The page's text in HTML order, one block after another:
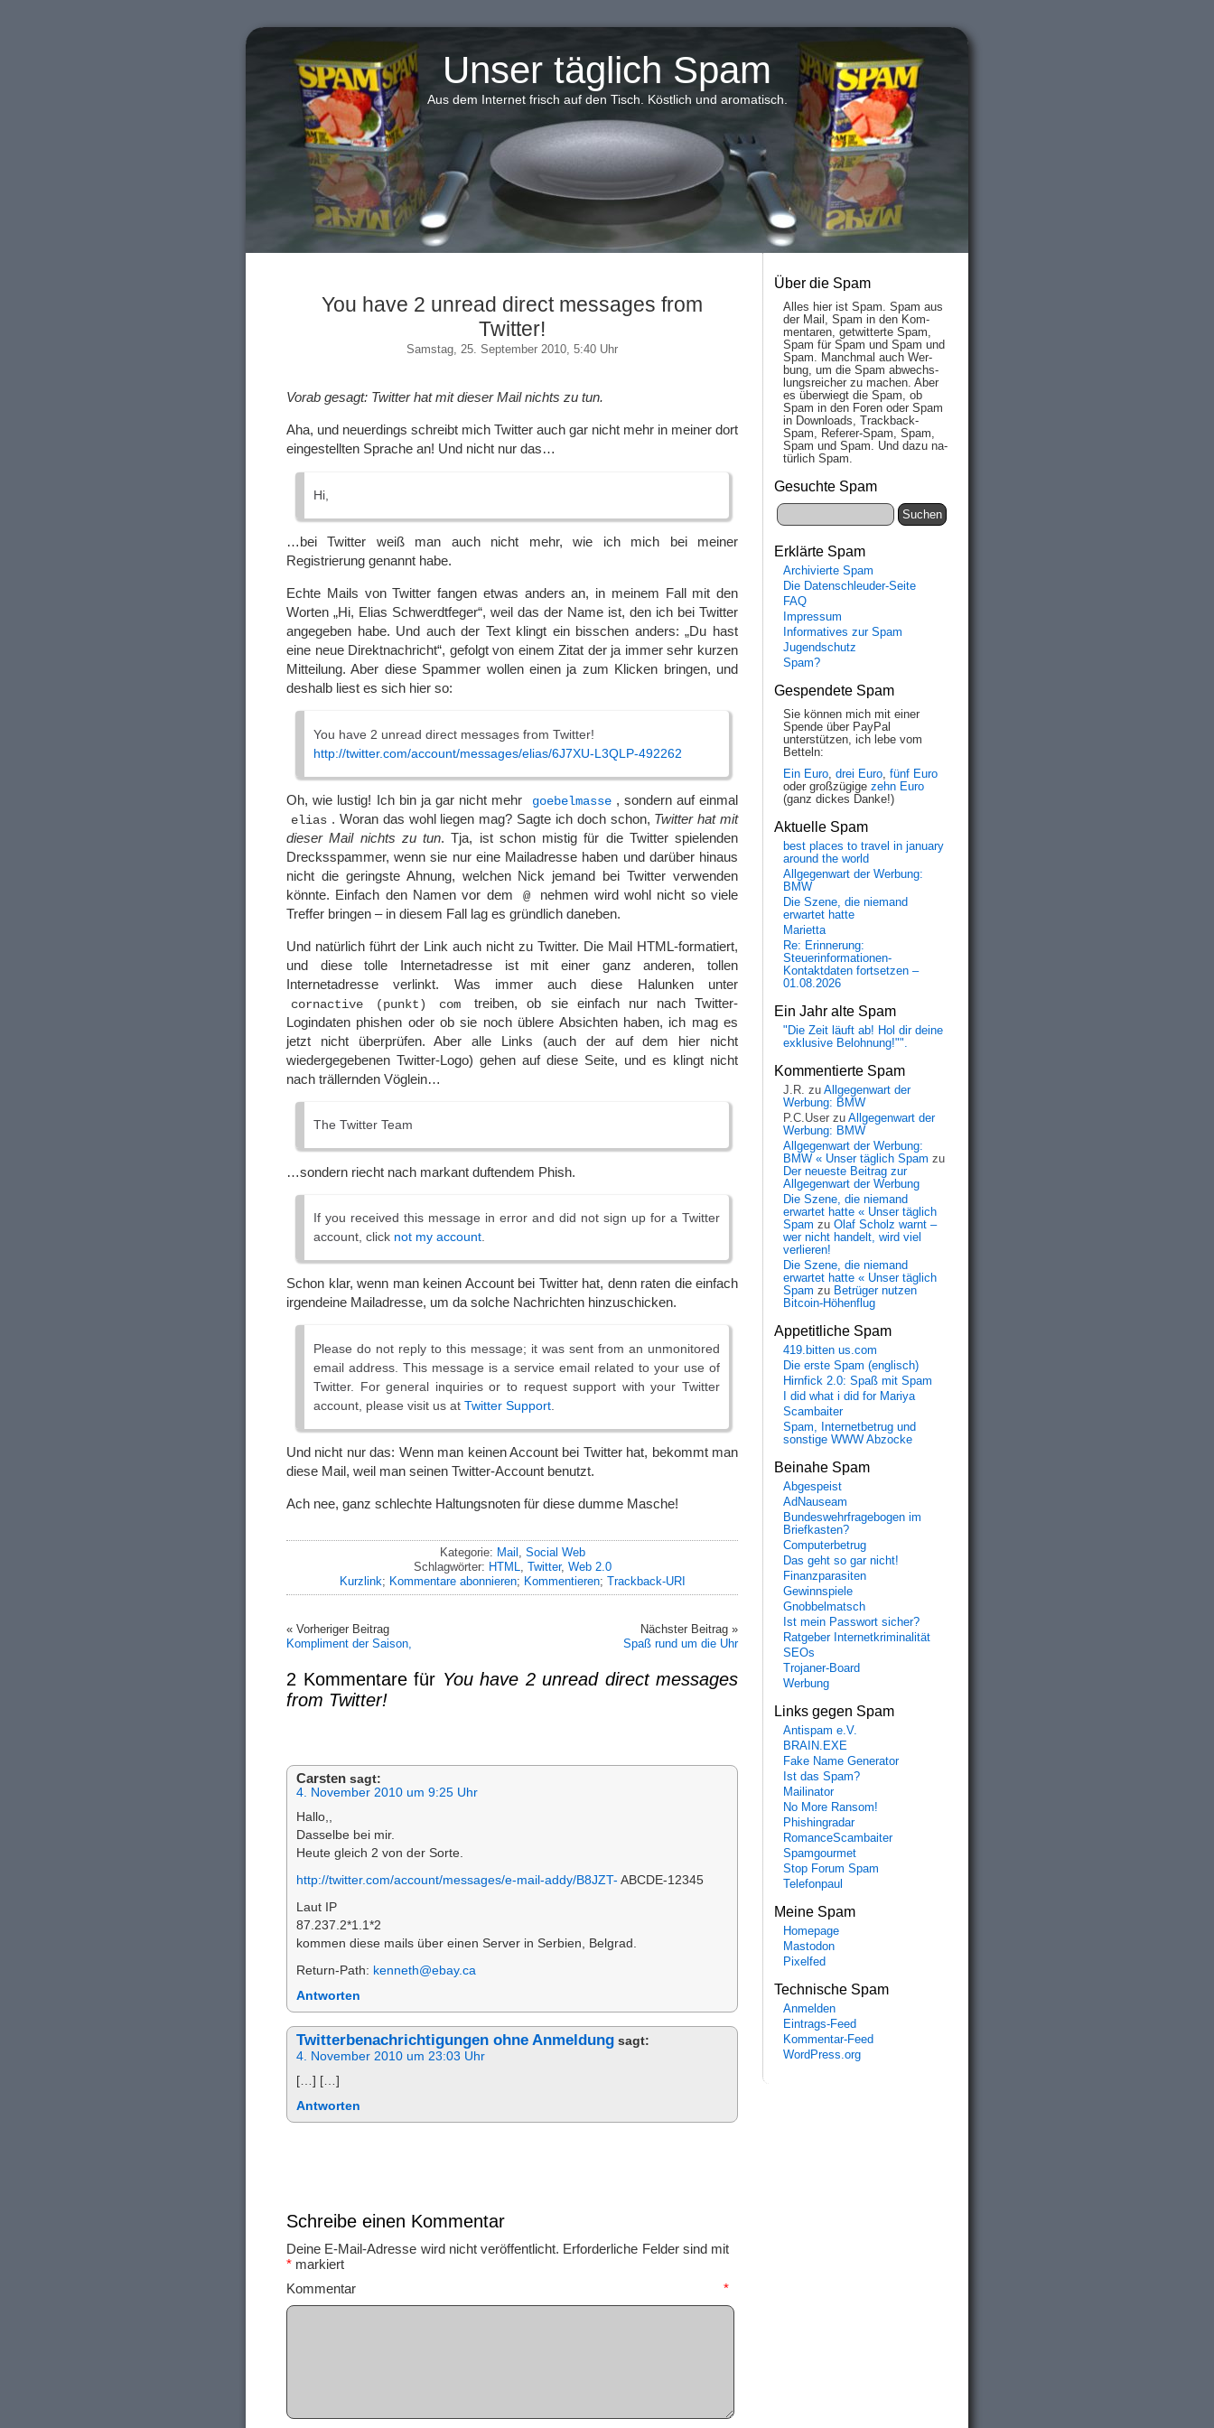
Unser täglich Spam
Aus dem Internet frisch auf den Tisch. Köstlich und aromatisch.
You have 2 unread direct messages from
Twitter!
Samstag, 25. September 2010, 5:40 Uhr
Vorab gesagt: Twitter hat mit dieser Mail nichts zu tun.
Aha, und neuerdings schreibt mich Twitter auch gar nicht mehr in meiner dort
eingestellten Sprache an! Und nicht nur das…
Hi,
…bei Twitter weiß man auch nicht mehr, wie ich mich bei meiner
Registrierung genannt habe.
Echte Mails von Twitter fangen etwas anders an, in meinem Fall mit den
Worten „Hi, Elias Schwerdtfeger“, weil das der Name ist, den ich bei Twitter
angegeben habe. Und auch der Text klingt ein bisschen anders: „Du hast
eine neue Direktnachricht“, gefolgt von einem Zitat der ja immer sehr kurzen
Mitteilung. Aber diese Spammer wollen einen ja zum Klicken bringen, und
deshalb liest es sich hier so:
You have 2 unread direct messages from Twitter!
http://twitter.com/account/messages/elias/6J7XU-L3QLP-492262
Oh, wie lustig! Ich bin ja gar nicht mehr goebelmasse , sondern auf einmal
elias . Woran das wohl liegen mag? Sagte ich doch schon, Twitter hat mit
dieser Mail nichts zu tun. Tja, ist schon mistig für die Twitter spielenden
Drecksspammer, wenn sie nur eine Mailadresse haben und darüber hinaus
nicht die geringste Ahnung, welchen Nick jemand bei Twitter verwenden
könnte. Einfach den Namen vor dem
@
nehmen wird wohl nicht so viele
Treffer bringen – in diesem Fall lag es gründlich daneben.
Und natürlich führt der Link auch nicht zu Twitter. Die Mail HTML-formatiert,
und diese tolle Internetadresse ist mit einer ganz anderen, tollen
Internetadresse verlinkt. Was immer auch diese Halunken unter
cornactive (punkt) com
treiben, ob sie einfach nur nach Twitter-
Logindaten phishen oder ob sie noch üblere Absichten haben, ich mag es
jetzt nicht überprüfen. Aber alle Links (auch der auf dem hier nicht
wiedergegebenen Twitter-Logo) gehen auf diese Seite, und es klingt nicht
nach trällernden Vöglein…
The Twitter Team
…sondern riecht nach markant duftendem Phish.
If you received this message in error and did not sign up for a Twitter
account, click not my account
Schon klar, wenn man keinen Account bei Twitter hat, denn raten die einfach
irgendeine Mailadresse, um da solche Nachrichten hinzuschicken.
Please do not reply to this message; it was sent from an unmonitored
email address. This message is a service email related to your use of
Twitter. For general inquiries or to request support with your Twitter
account, please visit us at Twitter Support
Und nicht nur das: Wenn man keinen Account bei Twitter hat, bekommt man
diese Mail, weil man seinen Twitter-Account benutzt.
Ach nee, ganz schlechte Haltungsnoten für diese dumme Masche!
Kategorie: Mail , Social Web
Schlagwörter: HTML, Twitter, Web 2.0
Kurzlink; Kommentare abonnieren; Kommentieren; Trackback-URI
« Vorheriger Beitrag
Kompliment der Saison,
Nächster Beitrag »
Spaß rund um die Uhr
2 Kommentare für You have 2 unread direct messages
from Twitter!
Carsten sagt:
4. November 2010 um 9:25 Uhr
Hallo,,
Dasselbe bei mir.
Heute gleich 2 von der Sorte.
http://twitter.com/account/messages/e-mail-addy/B8JZT- ABCDE-12345
Laut IP
87.237.2*1.1*2
kommen diese mails über einen Server in Serbien, Belgrad.
Return-Path: kenneth@ebay.ca
Antworten
Twitterbenachrichtigungen ohne Anmeldung sagt:
4. November 2010 um 23:03 Uhr
[…] […]
Antworten
Schreibe einen Kommentar
Deine E-Mail-Adresse wird nicht veröffentlicht. Erforderliche Felder sind mit
* markiert
Kommentar *
Über die Spam
Alles hier ist Spam. Spam aus
der Mail, Spam in den Kom­
men­taren, ge­twit­ter­te Spam,
Spam für Spam und Spam und
Spam. Manch­mal auch Wer­
bung, um die Spam ab­wechs­
lungs­reich­er zu mach­en. Aber
es über­wiegt die Spam, ob
Spam in den Fo­ren oder Spam
in Down­loads, Track­back-
Spam, Re­fe­rer-Spam, Spam,
Spam und Spam. Und da­zu na­
tür­lich Spam.
Gesuchte Spam
Erklärte Spam
Archivierte Spam
Die Datenschleuder-Seite
FAQ
Impressum
Informatives zur Spam
Jugendschutz
Spam?
Gespendete Spam
Sie können mich mit einer
Spende über PayPal
unterstützen, ich lebe vom
Betteln:
Ein Euro, drei Euro, fünf Euro
oder großzügige zehn Euro
(ganz dickes Danke!)
Aktuelle Spam
best places to travel in january
around the world
Allgegenwart der Werbung:
BMW
Die Szene, die niemand
erwartet hatte
Marietta
Re: Erinnerung:
Steuerinformationen-
Kontaktdaten fortsetzen –
01.08.2026
Ein Jahr alte Spam
"Die Zeit läuft ab! Hol dir deine
exklusive Belohnung!"".
Kommentierte Spam
J.R. zu Allgegenwart der
Werbung: BMW
P.C.User zu Allgegenwart der
Werbung: BMW
Allgegenwart der Werbung:
BMW « Unser täglich Spam zu
Der neueste Beitrag zur
Allgegenwart der Werbung
Die Szene, die niemand
erwartet hatte « Unser täglich
Spam zu Olaf Scholz warnt –
wer nicht handelt, wird viel
verlieren!
Die Szene, die niemand
erwartet hatte « Unser täglich
Spam zu Betrüger nutzen
Bitcoin-Höhenflug
Appetitliche Spam
419.bitten us.com
Die erste Spam (englisch)
Hirnfick 2.0: Spaß mit Spam
I did what i did for Mariya
Scambaiter
Spam, Internetbetrug und
sonstige WWW Abzocke
Beinahe Spam
Abgespeist
AdNauseam
Bundeswehrfragebogen im
Briefkasten?
Computerbetrug
Das geht so gar nicht!
Finanzparasiten
Gewinnspiele
Gnobbelmatsch
Ist mein Passwort sicher?
Ratgeber Internetkriminalität
SEOs
Trojaner-Board
Werbung
Links gegen Spam
Antispam e.V.
BRAIN.EXE
Fake Name Generator
Ist das Spam?
Mailinator
No More Ransom!
Phishingradar
RomanceScambaiter
Spamgourmet
Stop Forum Spam
Telefonpaul
Meine Spam
Homepage
Mastodon
Pixelfed
Technische Spam
Anmelden
Eintrags-Feed
Kommentar-Feed
WordPress.org